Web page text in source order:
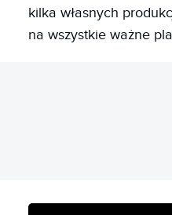
kilka własnych
na wszystkie ważne